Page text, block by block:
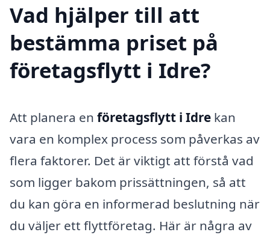
Vad hjälper till att
bestämma priset på
företagsflytt i Idre?
Att planera en företagsflytt i Idre kan
vara en komplex process som påverkas av
flera faktorer. Det är viktigt att förstå vad
som ligger bakom prissättningen, så att
du kan göra en informerad beslutning när
du väljer ett flyttföretag. Här är några av